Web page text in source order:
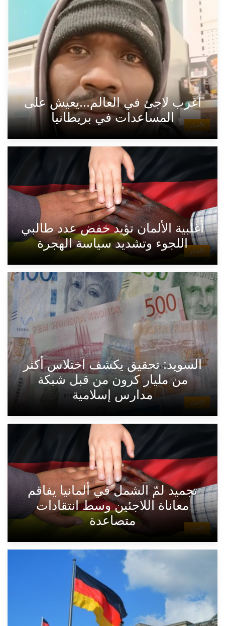
الأخبار
أغرب لاجئ في العالم...يعيش على
المساعدات في بريطانيا
الأخبار
أغلبية الألمان تؤيد خفض عدد طالبي
اللجوء وتشديد سياسة الهجرة
الأخبار
السويد: تحقيق يكشف اختلاس أكثر
من مليار كرون من قبل شبكة
مدارس إسلامية
الأخبار
تجميد لمّ الشمل في ألمانيا يفاقم
معاناة اللاجئين وسط انتقادات
متصاعدة